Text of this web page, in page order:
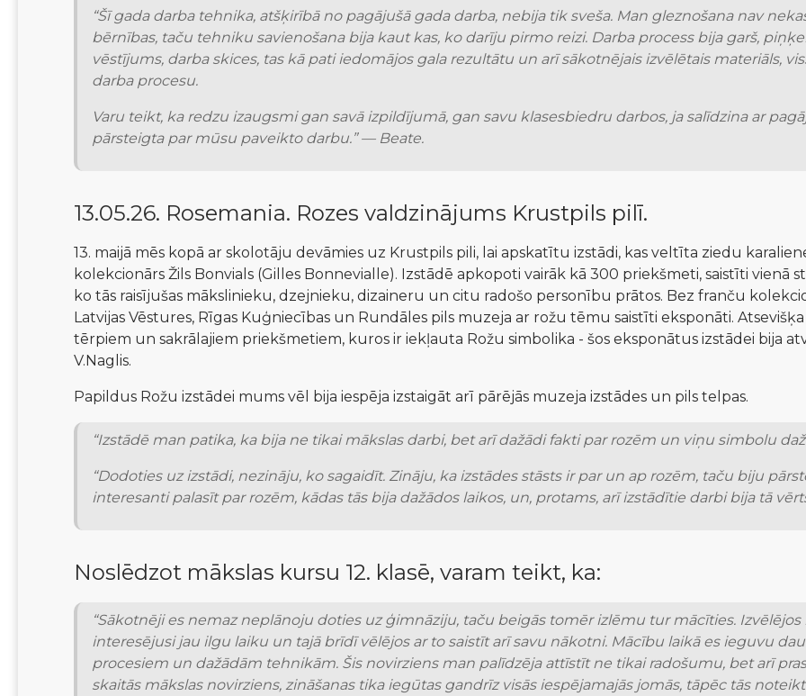
“Šī gada darba tehnika, atšķirībā no pagājušā gada darba, nebija tik sveša. Man gleznošana nav
bērnības, taču tehniku savienošana bija kaut kas, ko darīju pirmo reizi. Darba process bija garš,
vēstījums, darba skices, tas kā pati iedomājos gala rezultātu un arī sākotnējais izvēlētais materiāls,
darba procesu.
Varu teikt, ka redzu izaugsmi gan savā izpildījumā, gan savu klasesbiedru darbos, ja salīdzina ar
pārsteigta par mūsu paveikto darbu.” — Beate.
13.05.26. Rosemania. Rozes valdzinājums Krustpils pilī.
13. maijā mēs kopā ar skolotāju devāmies uz Krustpils pili, lai apskatītu izstādi, kas veltīta ziedu
kolekcionārs Žils Bonvials (Gilles Bonnevialle). Izstādē apkopoti vairāk kā 300 priekšmeti, saistīti vienā
ko tās raisījušas mākslinieku, dzejnieku, dizaineru un citu radošo personību prātos. Bez franču
Latvijas Vēstures, Rīgas Kuģniecības un Rundāles pils muzeja ar rožu tēmu saistīti eksponāti.
tērpiem un sakrālajiem priekšmetiem, kuros ir iekļauta Rožu simbolika - šos eksponātus izstādei bija
V.Naglis.
Papildus Rožu izstādei mums vēl bija iespēja izstaigāt arī pārējās muzeja izstādes un pils telpas.
“Izstādē man patika, ka bija ne tikai mākslas darbi, bet arī dažādi fakti par rozēm un viņu simbolu
“Dodoties uz izstādi, nezināju, ko sagaidīt. Zināju, ka izstādes stāsts ir par un ap rozēm, taču biju
interesanti palasīt par rozēm, kādas tās bija dažādos laikos, un, protams, arī izstādītie darbi bija tā
Noslēdzot mākslas kursu 12. klasē, varam teikt, ka:
“Sākotnēji es nemaz neplānoju doties uz ģimnāziju, taču beigās tomēr izlēmu tur mācīties.
interesējusi jau ilgu laiku un tajā brīdī vēlējos ar to saistīt arī savu nākotni. Mācību laikā es ieguvu
procesiem un dažādām tehnikām. Šis novirziens man palīdzēja attīstīt ne tikai radošumu, bet arī
skaitās mākslas novirziens, zināšanas tika iegūtas gandrīz visās iespējamajās jomās, tāpēc tās